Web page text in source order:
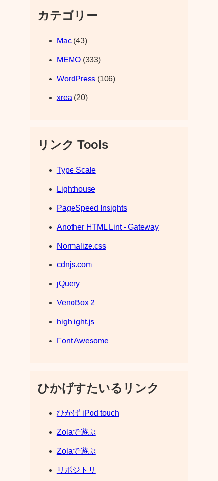
カテゴリー
Mac(43)
MEMO(333)
WordPress(106)
xrea(20)
リンク Tools
Type Scale
Lighthouse
PageSpeed Insights
Another HTML Lint - Gateway
Normalize.css
cdnjs.com
jQuery
VenoBox 2
highlight.js
Font Awesome
ひかげすたいるリンク
ひかげ iPod touch
Zolaで遊ぶ
Zolaで遊ぶ
リポジトリ